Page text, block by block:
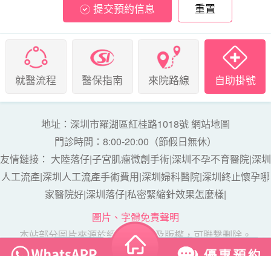
提交預約信息 重置
就醫流程 醫保指南 來院路線 自助掛號
地址：深圳市羅湖區紅桂路1018號網站地圖
門診時間：8:00-20:00（節假日無休）
友情鏈接： 大陸落仔|子宮肌瘤微創手術|深圳不孕不育醫院|深圳
人工流產|深圳人工流產手術費用|深圳婦科醫院|深圳終止懷孕哪
家醫院好|深圳落仔|私密緊縮針效果怎麼樣|
圖片、字體免責聲明
本站部分圖片來源於網絡，如涉及版權，可聯繫刪除。